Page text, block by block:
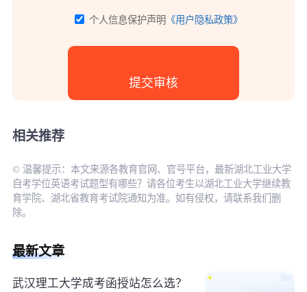
个人信息保护声明 《用户隐私政策》
相关推荐
© 温馨提示：本文来源各教育官网、官号平台，最新湖北工业大学
自考学位英语考试题型有哪些？请各位考生以湖北工业大学继续教
育学院、湖北省教育考试院通知为准。如有侵权，请联系我们删
除。
最新文章
武汉理工大学成考函授站怎么选？